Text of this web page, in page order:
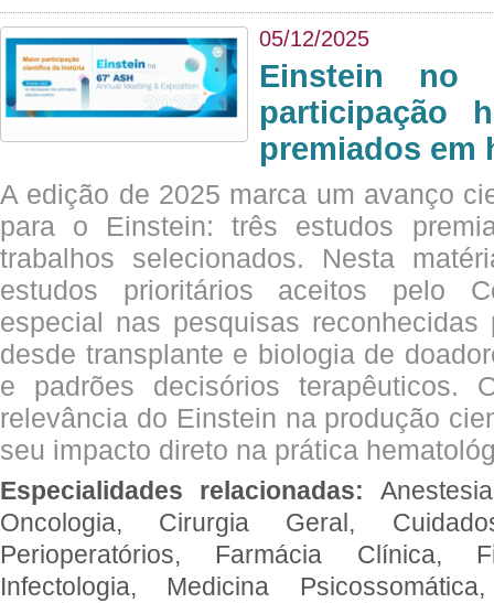
05/12/2025
Einstein no
participação
premiados em
A edição de 2025 marca um avanço
para o Einstein: três estudos
trabalhos selecionados. Nesta
estudos prioritários aceitos pelo
especial nas pesquisas
desde transplante e biologia de
e padrões decisórios terapêuticos.
relevância do Einstein na produção
seu impacto direto na prática
Especialidades relacionadas:
Oncologia, Cirurgia Geral,
Perioperatórios, Farmácia Clínica,
Infectologia, Medicina